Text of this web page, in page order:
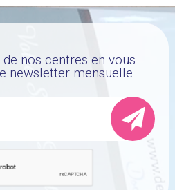
nos centres en vous
newsletter mensuelle